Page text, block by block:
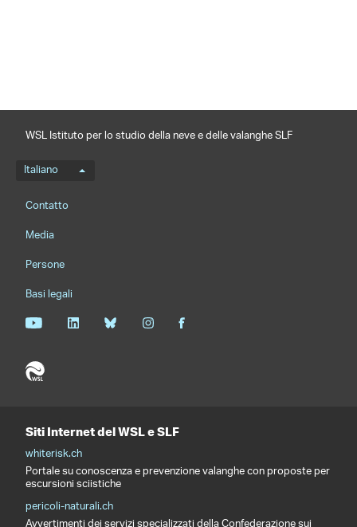
WSL Istituto per lo studio della neve e delle valanghe SLF
Menu della lingua
Italiano
Footernavigation
Contatto
Media
Persone
Basi legali
Siti Internet del WSL e SLF
whiterisk.ch
Portale su conoscenza e prevenzione valanghe con proposte per
escursioni sciistiche
pericoli-naturali.ch